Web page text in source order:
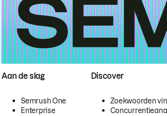
Aan de slag
Semrush One
Enterprise
Discover
Zoekwoorden